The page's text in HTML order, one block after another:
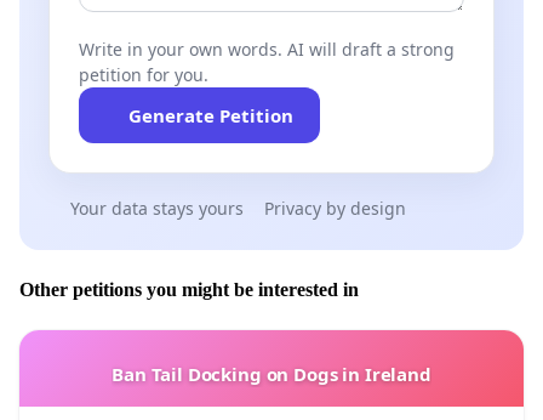
Lue lisää Suvilahden DIY skeittiparkista:
- Suvilahden skeittiparkki - Me teimme sen
- Helsingin kulttuuri- ja vapaa-aikalautakunnan
kulttuurijaosto myönsi kunniamaininnan
Suvilahden DIY skeittiparkille.
- HS - Suvilahden skeittiparkin puolustajat
------------------------------------------------------------------------------
--------------------
Write in your own words. AI will draft a strong
petition for you.
Generate Petition
Your data stays yours Privacy by design
Other petitions you might be interested in
Ban Tail Docking on Dogs in Ireland